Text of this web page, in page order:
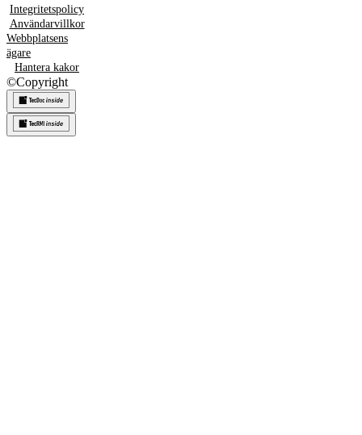
Integritetspolicy
Användarvillkor
Webbplatsens
ägare
Hantera kakor
©Copyright